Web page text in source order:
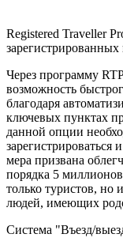
Registered Traveller
Через программу
возможность
благодаря
ключевых пунктах
данной опции
зарегистрироваться
мера призвана
порядка 5
только туристов, но
людей, имеющих
Система "Въезд/